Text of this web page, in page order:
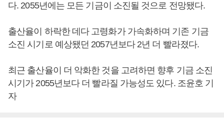
다. 2055년에는 모든 기금이 소진될 것으로 전망됐다.
출산율이 하락한 데다 고령화가 가속화하며 기존 기금
소진 시기로 예상됐던 2057년보다 2년 더 빨라졌다.
최근 출산율이 더 악화한 것을 고려하면 향후 기금 소진
시기가 2055년보다 더 빨라질 가능성도 있다. 조윤호 기
자